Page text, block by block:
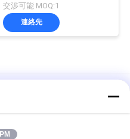
交渉可能 MOQ:1
連絡先
掘削管 / 方向性掘削管
S135鋼グレードの高強度